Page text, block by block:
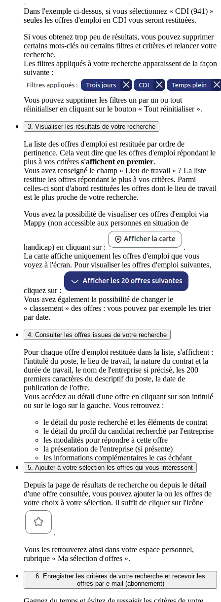
Dans l'exemple ci-dessus, si vous sélectionnez « CDI (941) »
seules les offres d'emploi en CDI vous seront restituées.
Si vous obtenez trop peu de résultats, vous pouvez supprimer
certains mots-clés ou certains filtres et critères et relancer votre
recherche.
Les filtres appliqués à votre recherche apparaissent de la façon
suivante :
Vous pouvez supprimer les filtres un par un ou tout
réinitialiser en cliquant sur le bouton « Tout réinitialiser ».
3. Visualiser les résultats de votre recherche
La liste des offres d'emploi est restituée par ordre de
pertinence. Cela veut dire que les offres d'emploi répondant le
plus à vos critères s'affichent en premier.
Vous avez renseigné le champ « Lieu de travail » ? La liste
restitue les offres répondant le plus à vos critères. Parmi
celles-ci sont d'abord restituées les offres dont le lieu de travail
est le plus proche de votre recherche.
Vous avez la possibilité de visualiser ces offres d'emploi via
Mappy (non accessible aux personnes en situation de
handicap) en cliquant sur :
.
La carte affiche uniquement les offres d'emploi que vous
voyez à l'écran. Pour visualiser les offres d'emploi suivantes,
cliquez sur :
Vous avez également la possibilité de changer le
« classement » des offres : vous pouvez par exemple les trier
par date.
4. Consulter les offres issues de votre recherche
Pour chaque offre d'emploi restituée dans la liste, s'affichent :
l'intitulé du poste, le lieu de travail, la nature du contrat et la
durée de travail, le nom de l'entreprise si précisé, les 200
premiers caractères du descriptif du poste, la date de
publication de l'offre.
Vous accédez au détail d'une offre en cliquant sur son intitulé
ou sur le logo sur la gauche. Vous retrouvez :
le détail du poste recherché et les éléments de contrat
le détail du profil du candidat recherché par l'entreprise
les modalités pour répondre à cette offre
la présentation de l'entreprise (si présente)
les informations complémentaires le cas échéant
5. Ajouter à votre sélection les offres qui vous intéressent
Depuis la page de résultats de recherche ou depuis le détail
d'une offre consultée, vous pouvez ajouter la ou les offres de
votre choix à votre sélection. Il suffit de cliquer sur l'icône
.
Vous les retrouverez ainsi dans votre espace personnel,
rubrique « Ma sélection d'offres ».
6. Enregistrer les critères de votre recherche et recevoir les
offres par e-mail (abonnement)